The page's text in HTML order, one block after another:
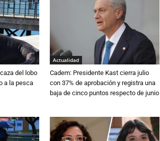
del lobo
a la pesca
Actualidad
Cadem: Presidente Kast cierra julio
con 37% de aprobación y registra una
baja de cinco puntos respecto de junio